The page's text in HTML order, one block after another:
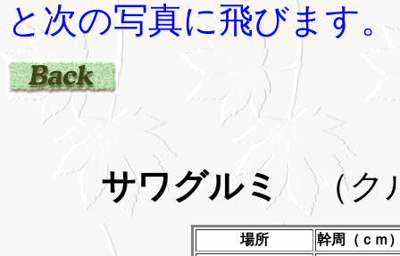
と次の写真
サワグルミ（ク
場所 幹周（ｃｍ